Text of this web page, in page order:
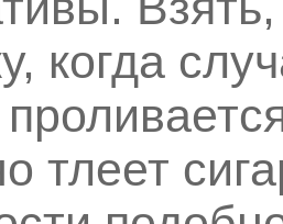
когда
тлеет